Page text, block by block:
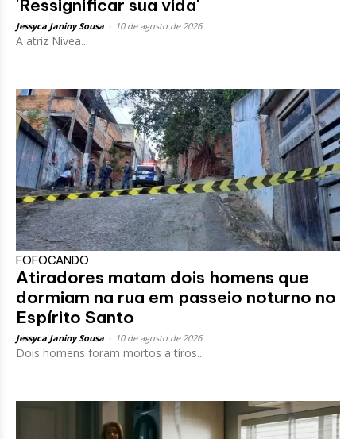
'Ressignificar sua vida'
Jessyca Janiny Sousa 10 de agosto de 2026
A atriz Nivea...
FOFOCANDO
Atiradores matam dois homens que
dormiam na rua em passeio noturno no
Espírito Santo
Jessyca Janiny Sousa 10 de agosto de 2026
Dois homens foram mortos a tiros...